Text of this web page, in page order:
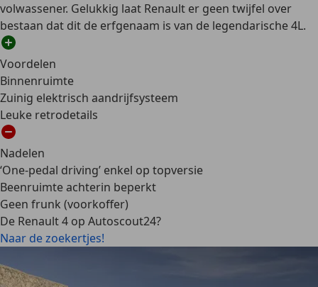
volwassener. Gelukkig laat Renault er geen twijfel over
bestaan dat dit de erfgenaam is van de legendarische 4L.
Voordelen
Binnenruimte
Zuinig elektrisch aandrijfsysteem
Leuke retrodetails
Nadelen
‘One-pedal driving’ enkel op topversie
Beenruimte achterin beperkt
Geen frunk (voorkoffer)
De Renault 4 op Autoscout24?
Naar de zoekertjes!